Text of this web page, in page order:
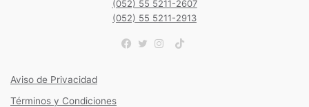
(052) 55 5211-2607
(052) 55 5211-2913
TikTok
Aviso de Privacidad
Términos y Condiciones